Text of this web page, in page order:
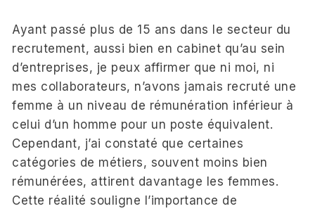
Ayant passé plus de 15 ans dans le secteur du
recrutement, aussi bien en cabinet qu’au sein
d’entreprises, je peux affirmer que ni moi, ni
mes collaborateurs, n’avons jamais recruté une
femme à un niveau de rémunération inférieur à
celui d’un homme pour un poste équivalent.
Cependant, j’ai constaté que certaines
catégories de métiers, souvent moins bien
rémunérées, attirent davantage les femmes.
Cette réalité souligne l’importance de